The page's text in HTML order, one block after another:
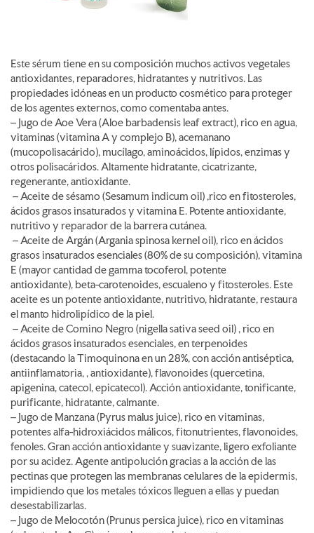
Este sérum tiene en su composición muchos activos vegetales
antioxidantes, reparadores, hidratantes y nutritivos. Las
propiedades idóneas en un producto cosmético para proteger
de los agentes externos, como comentaba antes.
– Jugo de Aoe Vera (Aloe barbadensis leaf extract), rico en agua,
vitaminas (vitamina A y complejo B), acemanano
(mucopolisacárido), mucílago, aminoácidos, lípidos, enzimas y
otros polisacáridos. Altamente hidratante, cicatrizante,
regenerante, antioxidante.
– Aceite de sésamo (Sesamum indicum oil) ,rico en fitosteroles,
ácidos grasos insaturados y vitamina E. Potente antioxidante,
nutritivo y reparador de la barrera cutánea.
– Aceite de Argán (Argania spinosa kernel oil), rico en ácidos
grasos insaturados esenciales (80% de su composición), vitamina
E (mayor cantidad de gamma tocoferol, potente
antioxidante), beta-carotenoides, escualeno y fitosteroles. Este
aceite es un potente antioxidante, nutritivo, hidratante, restaura
el manto hidrolipídico de la piel.
– Aceite de Comino Negro (nigella sativa seed oil) , rico en
ácidos grasos insaturados esenciales, en terpenoides
(destacando la Timoquinona en un 28%, con acción antiséptica,
antiinflamatoria, , antioxidante), flavonoides (quercetina,
apigenina, catecol, epicatecol). Acción antioxidante, tonificante,
purificante, hidratante, calmante.
– Jugo de Manzana (Pyrus malus juice), rico en vitaminas,
potentes alfa-hidroxiácidos málicos, fitonutrientes, flavonoides,
fenoles. Gran acción antioxidante y suavizante, ligero exfoliante
por su acidez. Agente antipolución gracias a la acción de las
pectinas que protegen las membranas celulares de la epidermis,
impidiendo que los metales tóxicos lleguen a ellas y puedan
desestabilizarlas.
– Jugo de Melocotón (Prunus persica juice), rico en vitaminas